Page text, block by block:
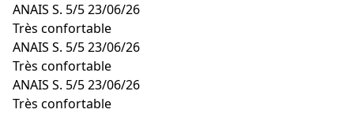
ANAIS S. 5/523/06/26
Très confortable
ANAIS S. 5/523/06/26
Très confortable
ANAIS S. 5/523/06/26
Très confortable